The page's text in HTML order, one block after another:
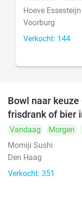
Hoeve Essesteijn
Voorburg
Verkocht: 144
Bowl naar
frisdrank of bier
Vandaag Morgen
Momiji Sushi
Den Haag
Verkocht: 351